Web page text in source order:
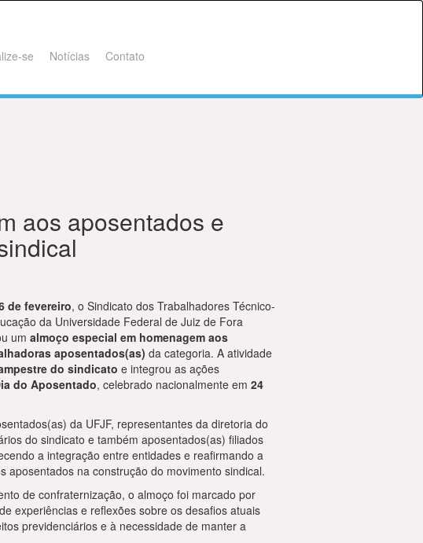
se Notícias Contato
aos aposentados e
de fevereiro, o Sindicato dos Trabalhadores Técnico-
da Universidade Federal de Juiz de Fora
um almoço especial em homenagem aos
aposentados(as) da categoria. A atividade
do sindicato e integrou as ações
do Aposentado, celebrado nacionalmente em 24
da UFJF, representantes da diretoria do
do sindicato e também aposentados(as) filiados
a integração entre entidades e reafirmando a
aposentados na construção do movimento sindical.
de confraternização, o almoço foi marcado por
experiências e reflexões sobre os desafios atuais
previdenciários e à necessidade de manter a